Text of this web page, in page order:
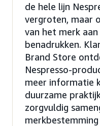
de hele lijn
vergroten, maar
van het merk
benadrukken.
Brand Store
Nespresso-
meer informatie
duurzame
zorgvuldig